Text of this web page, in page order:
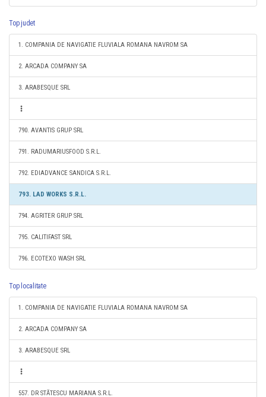
Top judet
1. COMPANIA DE NAVIGATIE FLUVIALA ROMANA NAVROM SA
2. ARCADA COMPANY SA
3. ARABESQUE SRL
790. AVANTIS GRUP SRL
791. RADUMARIUSFOOD S.R.L.
792. EDIADVANCE SANDICA S.R.L.
793. LAD WORKS S.R.L.
794. AGRITER GRUP SRL
795. CALITIFAST SRL
796. ECOTEXO WASH SRL
Top localitate
1. COMPANIA DE NAVIGATIE FLUVIALA ROMANA NAVROM SA
2. ARCADA COMPANY SA
3. ARABESQUE SRL
557. DR STĂTESCU MARIANA S.R.L.